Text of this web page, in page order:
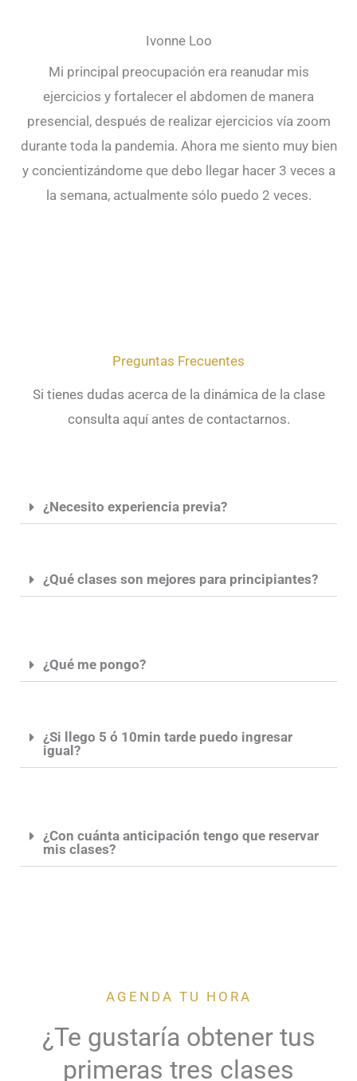
Ivonne Loo
Mi principal preocupación era reanudar mis
ejercicios y fortalecer el abdomen de manera
presencial, después de realizar ejercicios vía zoom
durante toda la pandemia. Ahora me siento muy bien
y concientizándome que debo llegar hacer 3 veces a
la semana, actualmente sólo puedo 2 veces.
Preguntas Frecuentes
Si tienes dudas acerca de la dinámica de la clase
consulta aquí antes de contactarnos.
¿Necesito experiencia previa?
¿Qué clases son mejores para principiantes?
¿Qué me pongo?
¿Si llego 5 ó 10min tarde puedo ingresar
igual?
¿Con cuánta anticipación tengo que reservar
mis clases?
AGENDA TU HORA
¿Te gustaría obtener tus
primeras tres clases